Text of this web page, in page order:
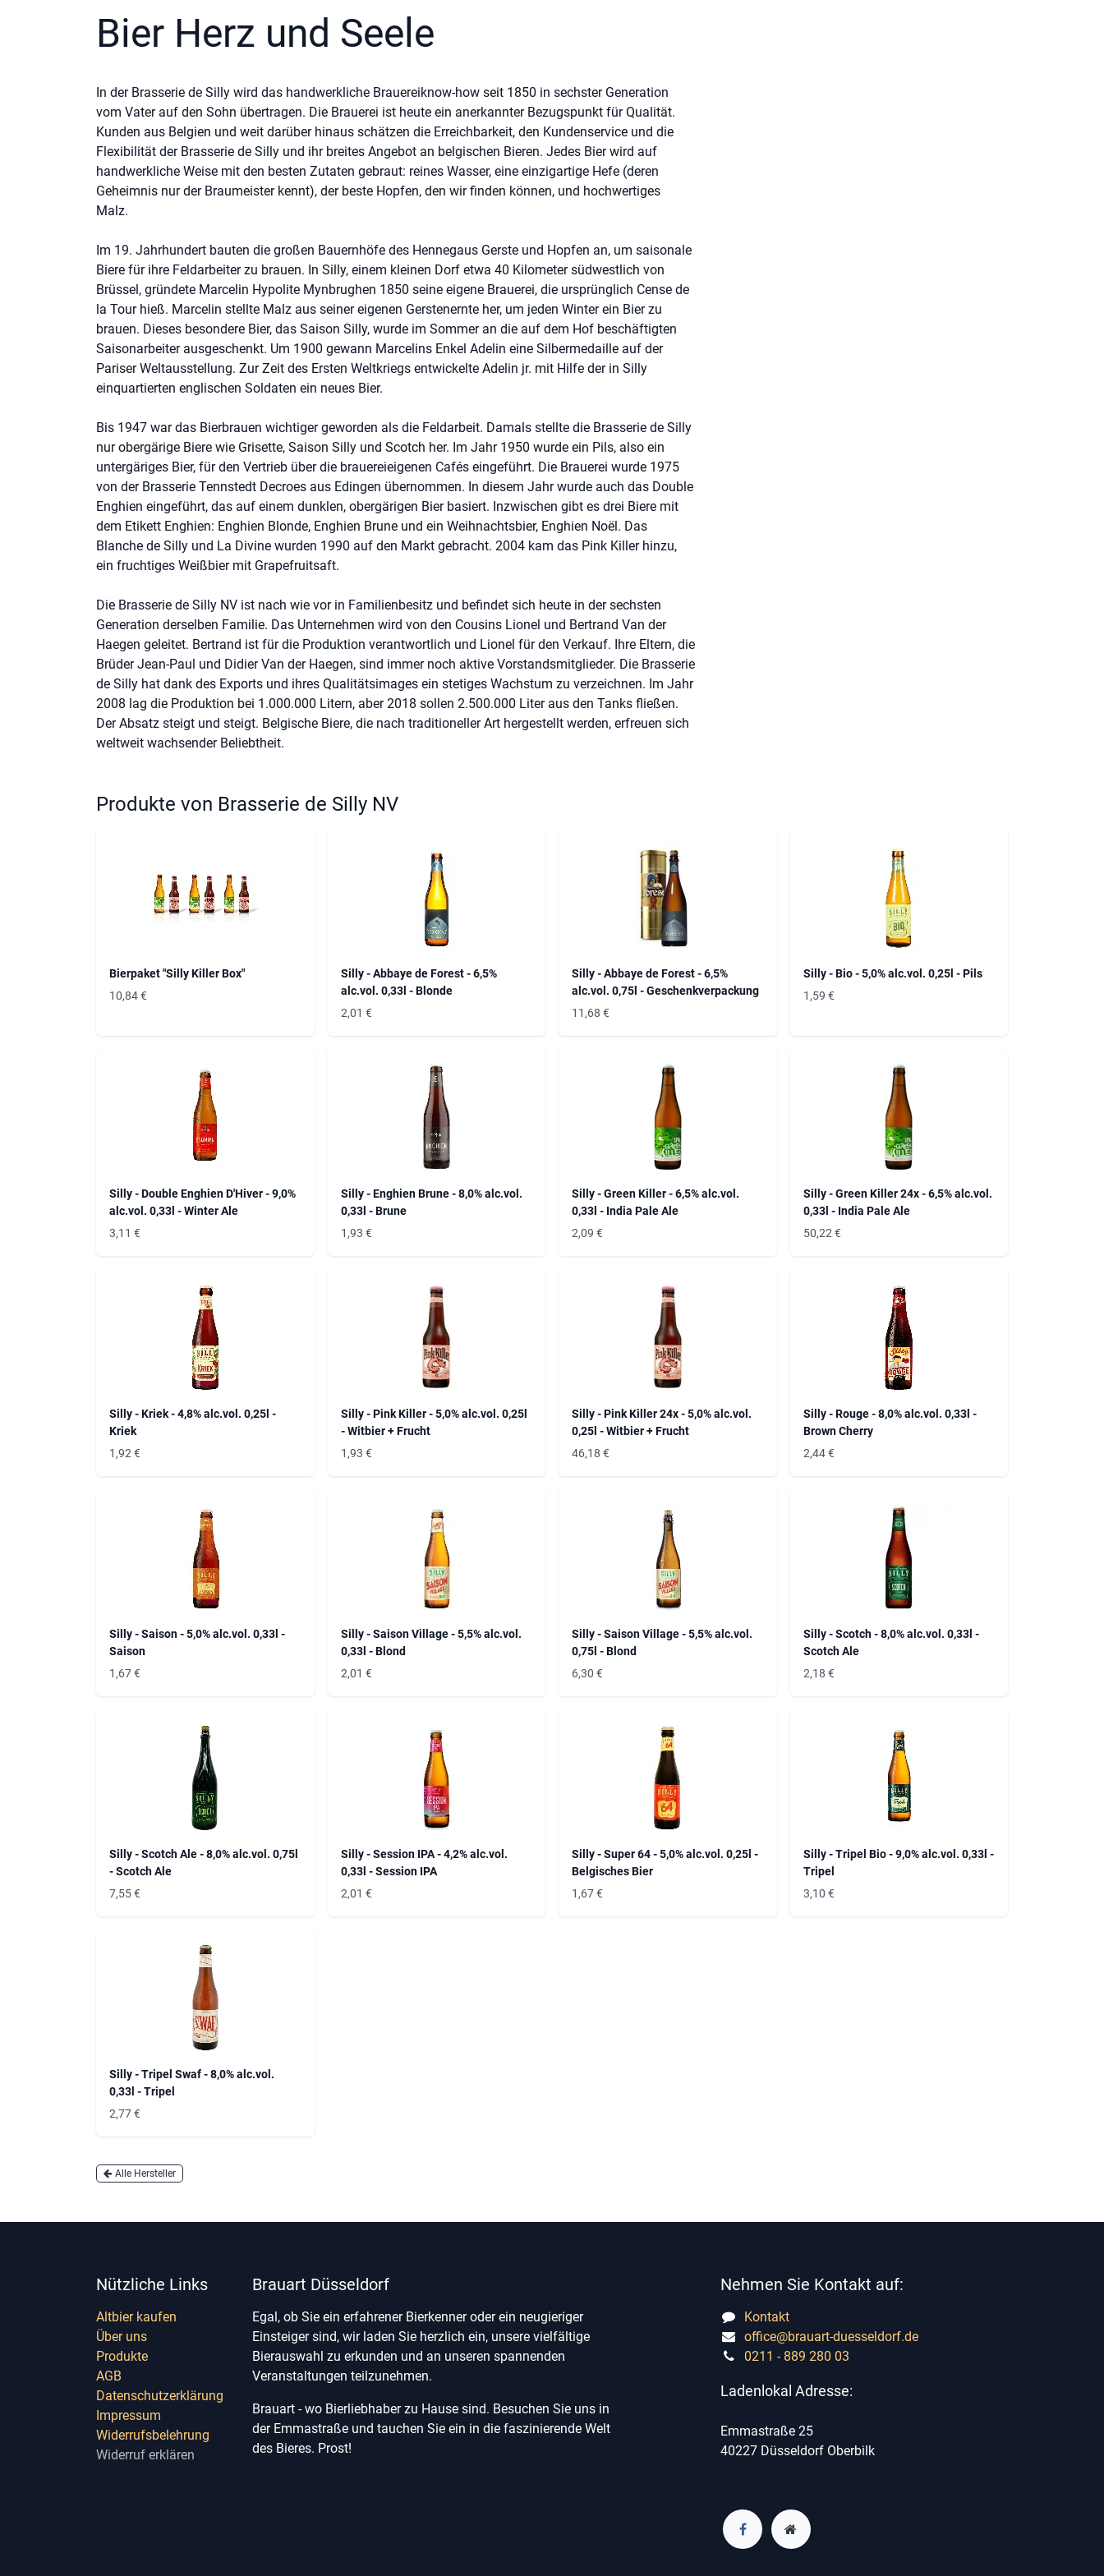
Bier Herz und Seele
In der Brasserie de Silly wird das handwerkliche Brauereiknow-how seit 1850 in sechster Generation
vom Vater auf den Sohn übertragen. Die Brauerei ist heute ein anerkannter Bezugspunkt für Qualität.
Kunden aus Belgien und weit darüber hinaus schätzen die Erreichbarkeit, den Kundenservice und die
Flexibilität der Brasserie de Silly und ihr breites Angebot an belgischen Bieren. Jedes Bier wird auf
handwerkliche Weise mit den besten Zutaten gebraut: reines Wasser, eine einzigartige Hefe (deren
Geheimnis nur der Braumeister kennt), der beste Hopfen, den wir finden können, und hochwertiges
Malz.
Im 19. Jahrhundert bauten die großen Bauernhöfe des Hennegaus Gerste und Hopfen an, um saisonale
Biere für ihre Feldarbeiter zu brauen. In Silly, einem kleinen Dorf etwa 40 Kilometer südwestlich von
Brüssel, gründete Marcelin Hypolite Mynbrughen 1850 seine eigene Brauerei, die ursprünglich Cense de
la Tour hieß. Marcelin stellte Malz aus seiner eigenen Gerstenernte her, um jeden Winter ein Bier zu
brauen. Dieses besondere Bier, das Saison Silly, wurde im Sommer an die auf dem Hof beschäftigten
Saisonarbeiter ausgeschenkt. Um 1900 gewann Marcelins Enkel Adelin eine Silbermedaille auf der
Pariser Weltausstellung. Zur Zeit des Ersten Weltkriegs entwickelte Adelin jr. mit Hilfe der in Silly
einquartierten englischen Soldaten ein neues Bier.
Bis 1947 war das Bierbrauen wichtiger geworden als die Feldarbeit. Damals stellte die Brasserie de Silly
nur obergärige Biere wie Grisette, Saison Silly und Scotch her. Im Jahr 1950 wurde ein Pils, also ein
untergäriges Bier, für den Vertrieb über die brauereieigenen Cafés eingeführt. Die Brauerei wurde 1975
von der Brasserie Tennstedt Decroes aus Edingen übernommen. In diesem Jahr wurde auch das Double
Enghien eingeführt, das auf einem dunklen, obergärigen Bier basiert. Inzwischen gibt es drei Biere mit
dem Etikett Enghien: Enghien Blonde, Enghien Brune und ein Weihnachtsbier, Enghien Noël. Das
Blanche de Silly und La Divine wurden 1990 auf den Markt gebracht. 2004 kam das Pink Killer hinzu,
ein fruchtiges Weißbier mit Grapefruitsaft.
Die Brasserie de Silly NV ist nach wie vor in Familienbesitz und befindet sich heute in der sechsten
Generation derselben Familie. Das Unternehmen wird von den Cousins Lionel und Bertrand Van der
Haegen geleitet. Bertrand ist für die Produktion verantwortlich und Lionel für den Verkauf. Ihre Eltern, die
Brüder Jean-Paul und Didier Van der Haegen, sind immer noch aktive Vorstandsmitglieder. Die Brasserie
de Silly hat dank des Exports und ihres Qualitätsimages ein stetiges Wachstum zu verzeichnen. Im Jahr
2008 lag die Produktion bei 1.000.000 Litern, aber 2018 sollen 2.500.000 Liter aus den Tanks fließen.
Der Absatz steigt und steigt. Belgische Biere, die nach traditioneller Art hergestellt werden, erfreuen sich
weltweit wachsender Beliebtheit.
Produkte von Brasserie de Silly NV
Bierpaket "Silly Killer Box"
10,84€
Silly - Abbaye de Forest - 6,5%
alc.vol. 0,33l - Blonde
2,01 €
Silly - Abbaye de Forest - 6,5%
alc.vol. 0,75l - Geschenkverpackung
11,68 €
Silly - Bio - 5,0% alc.vol. 0,25l - Pils
1,59 €
Silly - Double Enghien D'Hiver - 9,0%
alc.vol. 0,33l - Winter Ale
3,11 €
Silly - Enghien Brune - 8,0% alc.vol.
0,33l - Brune
1,93 €
Silly - Green Killer - 6,5% alc.vol.
0,33l - India Pale Ale
2,09 €
Silly - Green Killer 24x - 6,5% alc.vol.
0,33l - India Pale Ale
50,22 €
Silly - Kriek - 4,8% alc.vol. 0,25l -
Kriek
1,92 €
Silly - Pink Killer - 5,0% alc.vol. 0,25l
- Witbier + Frucht
1,93 €
Silly - Pink Killer 24x - 5,0% alc.vol.
0,25l - Witbier + Frucht
46,18 €
Silly - Rouge - 8,0% alc.vol. 0,33l -
Brown Cherry
2,44€
Silly - Saison - 5,0% alc.vol. 0,33l -
Saison
1,67€
Silly - Saison Village - 5,5% alc.vol.
0,33l - Blond
2,01 €
Silly - Saison Village - 5,5% alc.vol.
0,75l - Blond
6,30 €
Silly - Scotch - 8,0% alc.vol. 0,33l -
Scotch Ale
2,18 €
Silly - Scotch Ale - 8,0% alc.vol. 0,75l
- Scotch Ale
7,55€
Silly - Session IPA - 4,2% alc.vol.
0,33l - Session IPA
2,01 €
Silly - Super 64 - 5,0% alc.vol. 0,25l -
Belgisches Bier
1,67€
Silly - Tripel Bio - 9,0% alc.vol. 0,33l -
Tripel
3,10 €
Silly - Tripel Swaf - 8,0% alc.vol.
0,33l - Tripel
2,77€
Alle Hersteller
Nützliche Links
Altbier kaufen
Über uns
Produkte
AGB
Datenschutzerklärung
Impressum
Widerrufsbelehrung
Widerruf erklären
Brauart Düsseldorf
Egal, ob Sie ein erfahrener Bierkenner oder ein neugieriger
Einsteiger sind, wir laden Sie herzlich ein, unsere vielfältige
Bierauswahl zu erkunden und an unseren spannenden
Veranstaltungen teilzunehmen.
Brauart - wo Bierliebhaber zu Hause sind. Besuchen Sie uns in
der Emmastraße und tauchen Sie ein in die faszinierende Welt
des Bieres. Prost!
Nehmen Sie Kontakt auf:
Kontakt
office@brauart-duesseldorf.de
0211 - 889 280 03
Ladenlokal Adresse:
Emmastraße 25
40227 Düsseldorf Oberbilk